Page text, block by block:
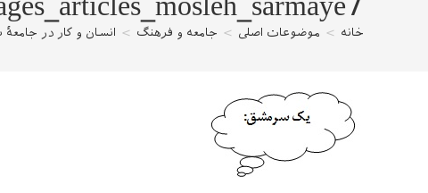
خانه > موضوعات اصلی > جامعه و فرهنگ > انسان و کار در جامعهٔ